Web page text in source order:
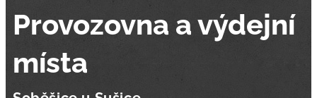
Provozovna a výdejní
místa